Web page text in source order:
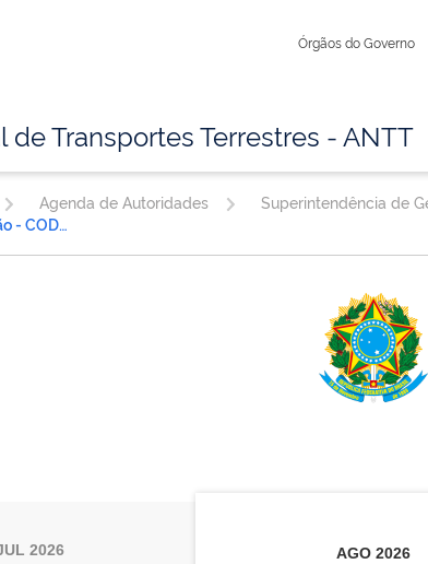
Órgãos do Governo
de Transportes Terrestres - ANTT
Agenda de Autoridades
Coordenação de Arrecadação - CODAR
2026 AGO 2026